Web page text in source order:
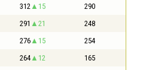
312
15
290
291
21
248
276
15
254
264
12
165